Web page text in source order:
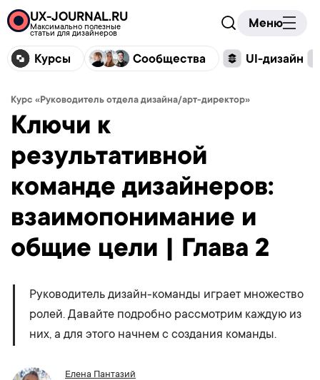
UX-JOURNAL.RU
Максимально полезные
статьи для дизайнеров
Меню
Курсы Сообщества UI-дизайн
Курс «Руководитель отдела дизайна/арт-директор»
Ключи к
результативной
команде дизайнеров:
взаимопонимание и
общие цели | Глава 2
Руководитель дизайн-команды играет множество
ролей. Давайте подробно рассмотрим каждую из
них, а для этого начнем с создания команды.
Елена Пантазий